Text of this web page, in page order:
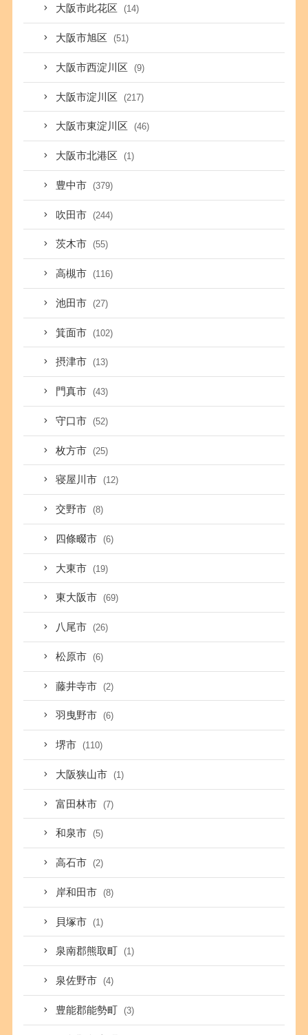
大阪市此花区 (14)
大阪市旭区 (51)
大阪市西淀川区 (9)
大阪市淀川区 (217)
大阪市東淀川区 (46)
大阪市北港区 (1)
豊中市 (379)
吹田市 (244)
茨木市 (55)
高槻市 (116)
池田市 (27)
箕面市 (102)
摂津市 (13)
門真市 (43)
守口市 (52)
枚方市 (25)
寝屋川市 (12)
交野市 (8)
四條畷市 (6)
大東市 (19)
東大阪市 (69)
八尾市 (26)
松原市 (6)
藤井寺市 (2)
羽曳野市 (6)
堺市 (110)
大阪狭山市 (1)
富田林市 (7)
和泉市 (5)
高石市 (2)
岸和田市 (8)
貝塚市 (1)
泉南郡熊取町 (1)
泉佐野市 (4)
豊能郡能勢町 (3)